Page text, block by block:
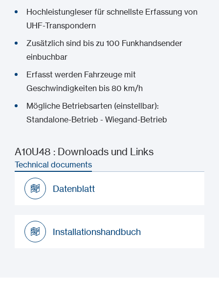
Hochleistungleser für schnellste Erfassung von
UHF-Transpondern
Zusätzlich sind bis zu 100 Funkhandsender
einbuchbar
Erfasst werden Fahrzeuge mit
Geschwindigkeiten bis 80 km/h
Mögliche Betriebsarten (einstellbar):
Standalone-Betrieb - Wiegand-Betrieb
A10U48 : Downloads und Links
Technical documents
Datenblatt
Installationshandbuch